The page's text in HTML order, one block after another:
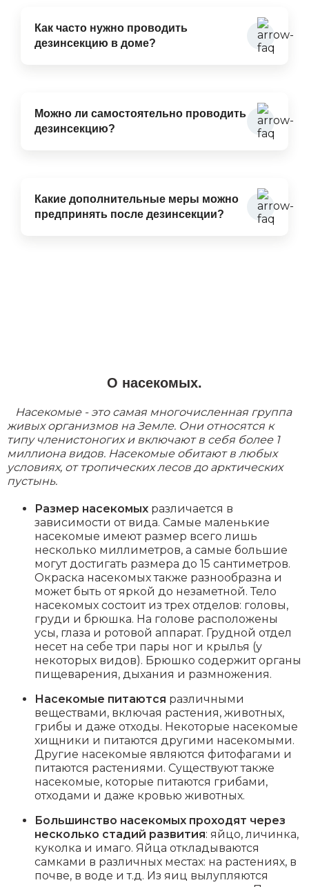
Как часто нужно проводить
дезинсекцию в доме?
Можно ли самостоятельно проводить
дезинсекцию?
Какие дополнительные меры можно
предпринять после дезинсекции?
О насекомых.
Насекомые - это самая многочисленная группа
живых организмов на Земле. Они относятся к
типу членистоногих и включают в себя более 1
миллиона видов. Насекомые обитают в любых
условиях, от тропических лесов до арктических
пустынь.
Размер насекомых различается в
зависимости от вида. Самые маленькие
насекомые имеют размер всего лишь
несколько миллиметров, а самые большие
могут достигать размера до 15 сантиметров.
Окраска насекомых также разнообразна и
может быть от яркой до незаметной. Тело
насекомых состоит из трех отделов: головы,
груди и брюшка. На голове расположены
усы, глаза и ротовой аппарат. Грудной отдел
несет на себе три пары ног и крылья (у
некоторых видов). Брюшко содержит органы
пищеварения, дыхания и размножения.
Насекомые питаются различными
веществами, включая растения, животных,
грибы и даже отходы. Некоторые насекомые
хищники и питаются другими насекомыми.
Другие насекомые являются фитофагами и
питаются растениями. Существуют также
насекомые, которые питаются грибами,
отходами и даже кровью животных.
Большинство насекомых проходят через
несколько стадий развития: яйцо, личинка,
куколка и имаго. Яйца откладываются
самками в различных местах: на растениях, в
почве, в воде и т.д. Из яиц вылупляются